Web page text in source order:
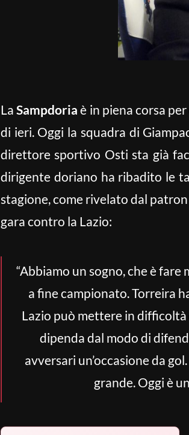
LaSampdoria è in piena corsa
di ieri. Oggi la squadra di
direttore sportivo Osti sta già
dirigente doriano ha ribadito le
stagione, come rivelato dal
gara contro la Lazio:
“Abbiamo un sogno, che è
a fine campionato. Torreira
Lazio può mettere in difficoltà
dipenda dal modo di
avversari un’occasione da
grande. Oggi è